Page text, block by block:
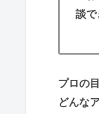
談で
プロの
どんな